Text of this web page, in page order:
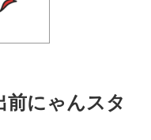
前にゃんスタ